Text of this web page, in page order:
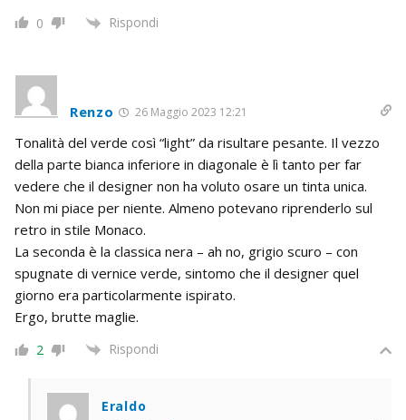
0 Rispondi
Renzo 26 Maggio 2023 12:21
Tonalità del verde così “light” da risultare pesante. Il vezzo
della parte bianca inferiore in diagonale è lì tanto per far
vedere che il designer non ha voluto osare un tinta unica.
Non mi piace per niente. Almeno potevano riprenderlo sul
retro in stile Monaco.
La seconda è la classica nera – ah no, grigio scuro – con
spugnate di vernice verde, sintomo che il designer quel
giorno era particolarmente ispirato.
Ergo, brutte maglie.
2 Rispondi
Eraldo